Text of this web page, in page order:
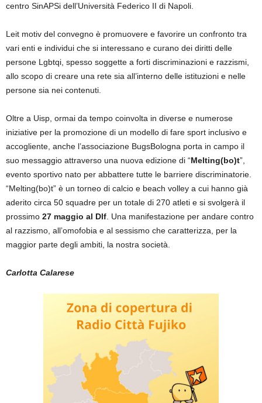
centro SinAPSi dell’Università Federico II di Napoli.
Leit motiv del convegno è promuovere e favorire un confronto tra
vari enti e individui che si interessano e curano dei diritti delle
persone Lgbtqi, spesso soggette a forti discriminazioni e razzismi,
allo scopo di creare una rete sia all’interno delle istituzioni e nelle
persone sia nei contenuti.
Oltre a Uisp, ormai da tempo coinvolta in diverse e numerose
iniziative per la promozione di un modello di fare sport inclusivo e
accogliente, anche l’associazione BugsBologna porta in campo il
suo messaggio attraverso una nuova edizione di “Melting(bo)t”,
evento sportivo nato per abbattere tutte le barriere discriminatorie.
“Melting(bo)t” è un torneo di calcio e beach volley a cui hanno già
aderito circa 50 squadre per un totale di 270 atleti e si svolgerà il
prossimo 27 maggio al Dlf . Una manifestazione per andare contro
al razzismo, all’omofobia e al sessismo che caratterizza, per la
maggior parte degli ambiti, la nostra società.
Carlotta Calarese